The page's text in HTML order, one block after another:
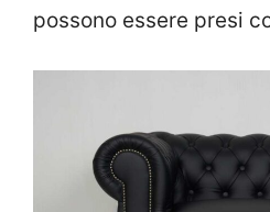
possono essere presi